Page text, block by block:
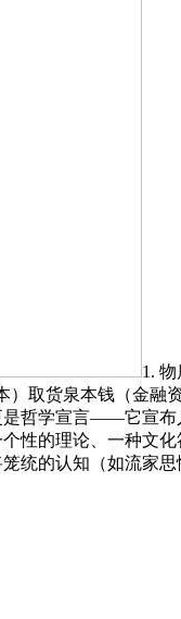
1.
）取货泉本钱（金
哲学宣言——它宣
性的理论、一种文
统的认知（如流家